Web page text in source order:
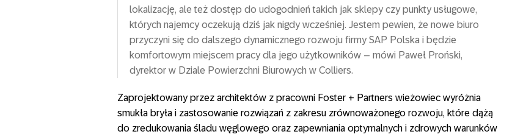
lokalizację, ale też dostęp do udogodnień takich jak sklepy czy punkty usługowe,
których najemcy oczekują dziś jak nigdy wcześniej. Jestem pewien, że nowe biuro
przyczyni się do dalszego dynamicznego rozwoju firmy SAP Polska i będzie
komfortowym miejscem pracy dla jego użytkowników – mówi Paweł Proński,
dyrektor w Dziale Powierzchni Biurowych w Colliers.
Zaprojektowany przez architektów z pracowni Foster + Partners wieżowiec wyróżnia
smukła bryła i zastosowanie rozwiązań z zakresu zrównoważonego rozwoju, które dążą
do zredukowania śladu węglowego oraz zapewniania optymalnych i zdrowych warunków